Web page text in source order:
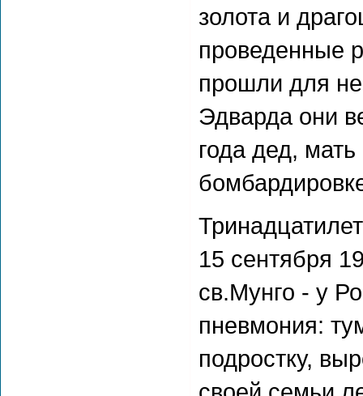
золота и
проведенные
прошли для
Эдварда они
года дед,
15 сентября
св.Мунго - у
пневмония:
подростку,